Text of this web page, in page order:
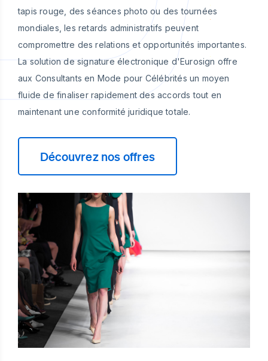
tapis rouge, des séances photo ou des tournées
mondiales, les retards administratifs peuvent
compromettre des relations et opportunités importantes.
La solution de signature électronique d'Eurosign offre
aux Consultants en Mode pour Célébrités un moyen
fluide de finaliser rapidement des accords tout en
maintenant une conformité juridique totale.
Découvrez nos offres